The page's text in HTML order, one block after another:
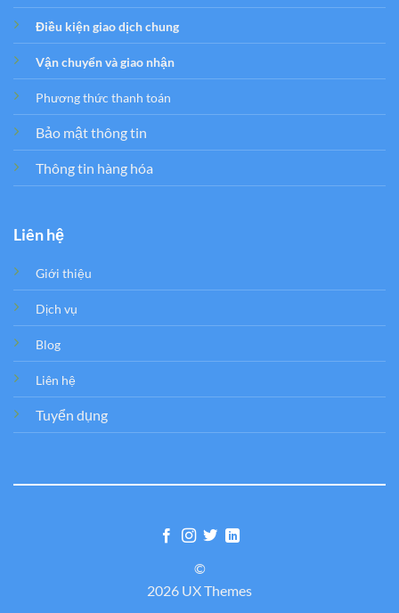
Điều kiện giao dịch chung
Vận chuyển và giao nhận
Phương thức thanh toán
Bảo mật thông tin
Thông tin hàng hóa
Liên hệ
Giới thiệu
Dịch vụ
Blog
Liên hệ
Tuyển dụng
©
2026 UX Themes